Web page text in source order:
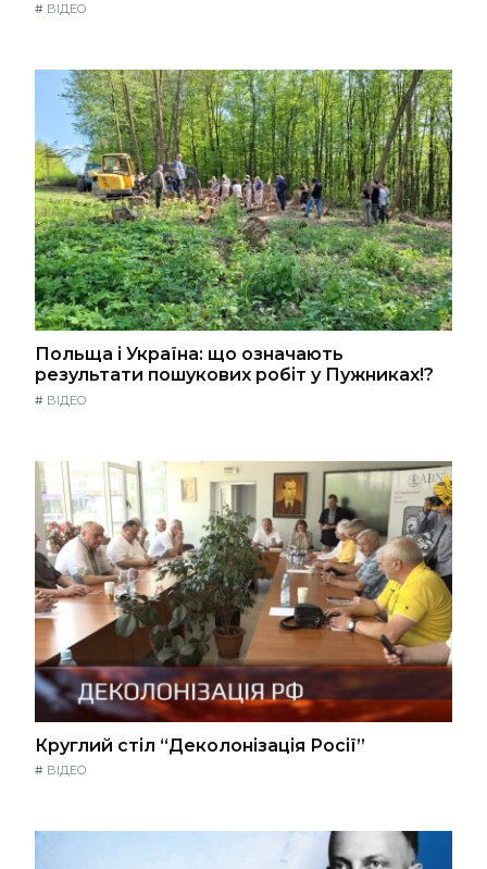
# ВІДЕО
Польща і Україна: що означають
результати пошукових робіт у Пужниках!?
# ВІДЕО
Круглий стіл “Деколонізація Росії”
# ВІДЕО